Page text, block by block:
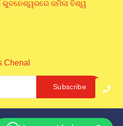
ଭୁବନେଶ୍ୱରରେ ଜମିଲା ବିଶ୍ୱ
Chenal
Subscribe
by Inter Softech